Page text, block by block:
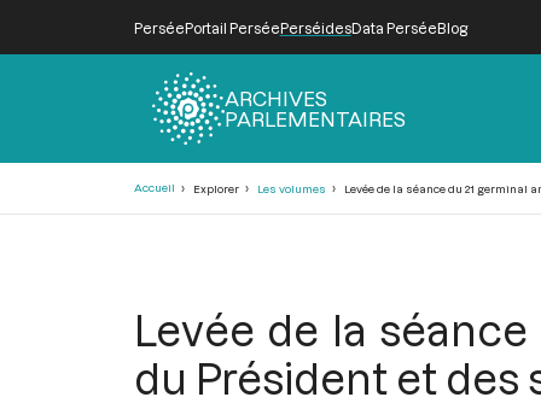
PerséePortail PerséePerséidesData PerséeBlog
ARCHIVES
PARLEMENTAIRES
Accueil Explorer Les volumes Levée de la séance du 21 germinal
Levée de la séance
du Président et des